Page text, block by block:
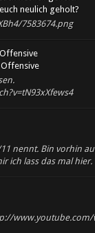
neulich geholt?
7583674.png
Offensive
11 nennt. Bin vorhin
ich lass das mal hier.
www.youtube.com/